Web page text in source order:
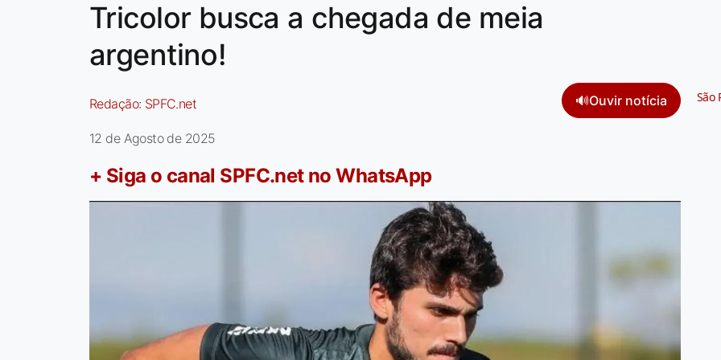
Tricolor busca a chegada de meia
argentino!
Redação: SPFC.net 🔊Ouvir notícia
12 de Agosto de 2025
+ Siga o canal SPFC.net no WhatsApp
São